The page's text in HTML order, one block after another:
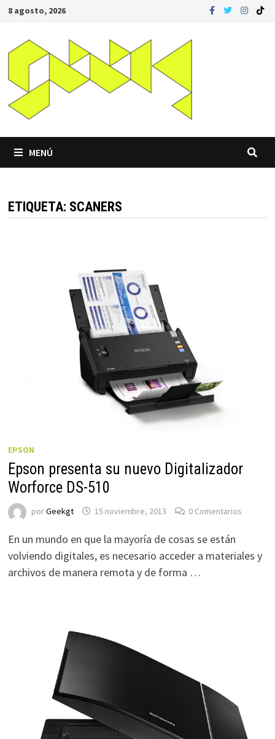
Saltar
contenido
8 agosto, 2026
MENÚ
ETIQUETA: SCANERS
EPSON
Epson presenta su nuevo Digitalizador
Worforce DS-510
porGeekgt 15 noviembre, 2013 0 Comentarios
En un mundo en que la mayoría de cosas se están
volviendo digitales, es necesario acceder a materiales y
archivos de manera remota y de forma …